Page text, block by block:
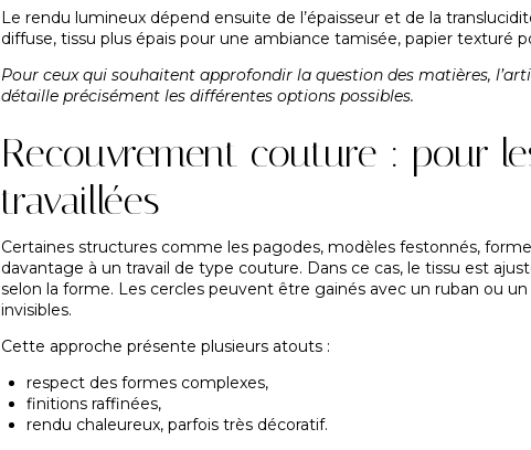
Le rendu lumineux dépend ensuite de l’épaisseur et de la
diffuse, tissu plus épais pour une ambiance tamisée, papier texturé
Pour ceux qui souhaitent approfondir la question des matières,
détaille précisément les différentes options possibles.
Recouvrement couture : pour
travaillées
Certaines structures comme les pagodes, modèles festonnés,
davantage à un travail de type couture. Dans ce cas, le tissu est
selon la forme. Les cercles peuvent être gainés avec un ruban ou
invisibles.
Cette approche présente plusieurs atouts :
respect des formes complexes,
finitions raffinées,
rendu chaleureux, parfois très décoratif.